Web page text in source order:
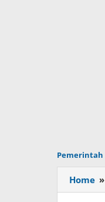
Pemerintah
Home »